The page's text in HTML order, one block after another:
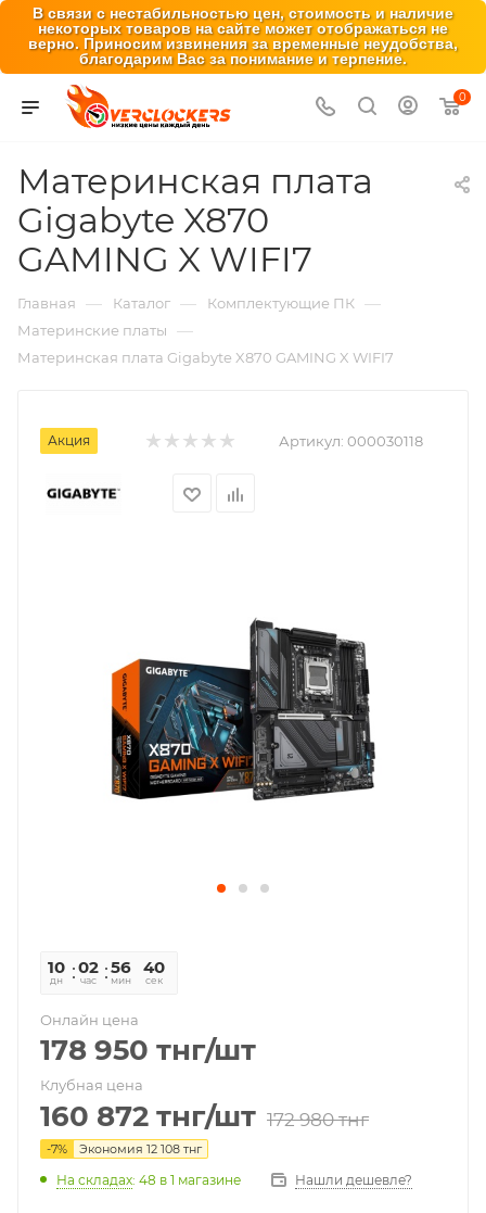
В связи с нестабильностью цен, стоимость и наличие
некоторых товаров на сайте может отображаться не
верно. Приносим извинения за временные неудобства,
благодарим Вас за понимание и терпение.
0
Материнская плата
Gigabyte X870
GAMING X WIFI7
Главная — Каталог — Комплектующие ПК —
Материнские платы —
Материнская плата Gigabyte X870 GAMING X WIFI7
Акция Артикул: 000030118
10
дн
02
час
56
мин
40
сек
Онлайн цена
178 950 тнг/шт
Клубная цена
160 872 тнг/шт 172 980тнг
-7% Экономия 12 108 тнг
На складах: 48 в 1 магазине Нашли дешевле?